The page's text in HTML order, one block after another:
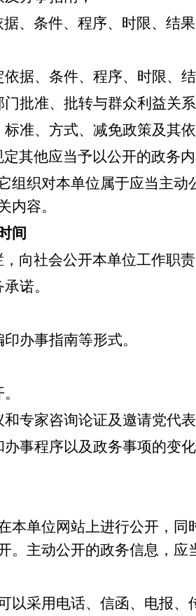
、条件、程序、时限、结
、条件、程序、时限、结
准、批转与群众利益关系
、方式、减免政策及其依
其他应当予以公开的政务内
织对本单位属于应当主动
内容。
间
向社会公开本单位工作职
诺。
办事指南等形式。
专家咨询论证及邀请党代
事程序以及政务事项的变化
单位网站上进行公开，同
。主动公开的政务信息，应
采用电话、信函、电报、